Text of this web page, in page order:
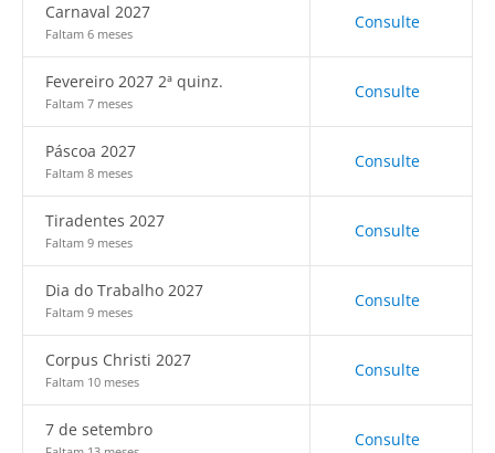
Carnaval 2027
Faltam 6 meses
Consulte
Fevereiro 2027 2ª quinz.
Faltam 7 meses
Consulte
Páscoa 2027
Faltam 8 meses
Consulte
Tiradentes 2027
Faltam 9 meses
Consulte
Dia do Trabalho 2027
Faltam 9 meses
Consulte
Corpus Christi 2027
Faltam 10 meses
Consulte
7 de setembro Consulte